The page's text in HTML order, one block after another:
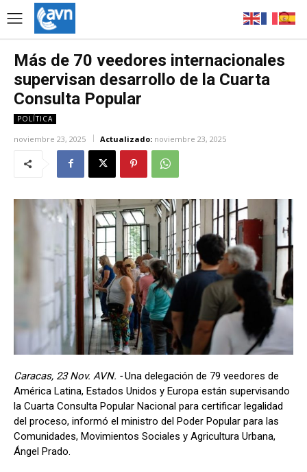
Más de 70 veedores internacionales
supervisan desarrollo de la Cuarta
Consulta Popular
POLÍTICA
noviembre 23, 2025 Actualizado: noviembre 23, 2025
Caracas, 23 Nov. AVN. -Una delegación de 79 veedores de
América Latina, Estados Unidos y Europa están supervisando
la Cuarta Consulta Popular Nacional para certificar legalidad
del proceso, informó el ministro del Poder Popular para las
Comunidades, Movimientos Sociales y Agricultura Urbana,
Ángel Prado.